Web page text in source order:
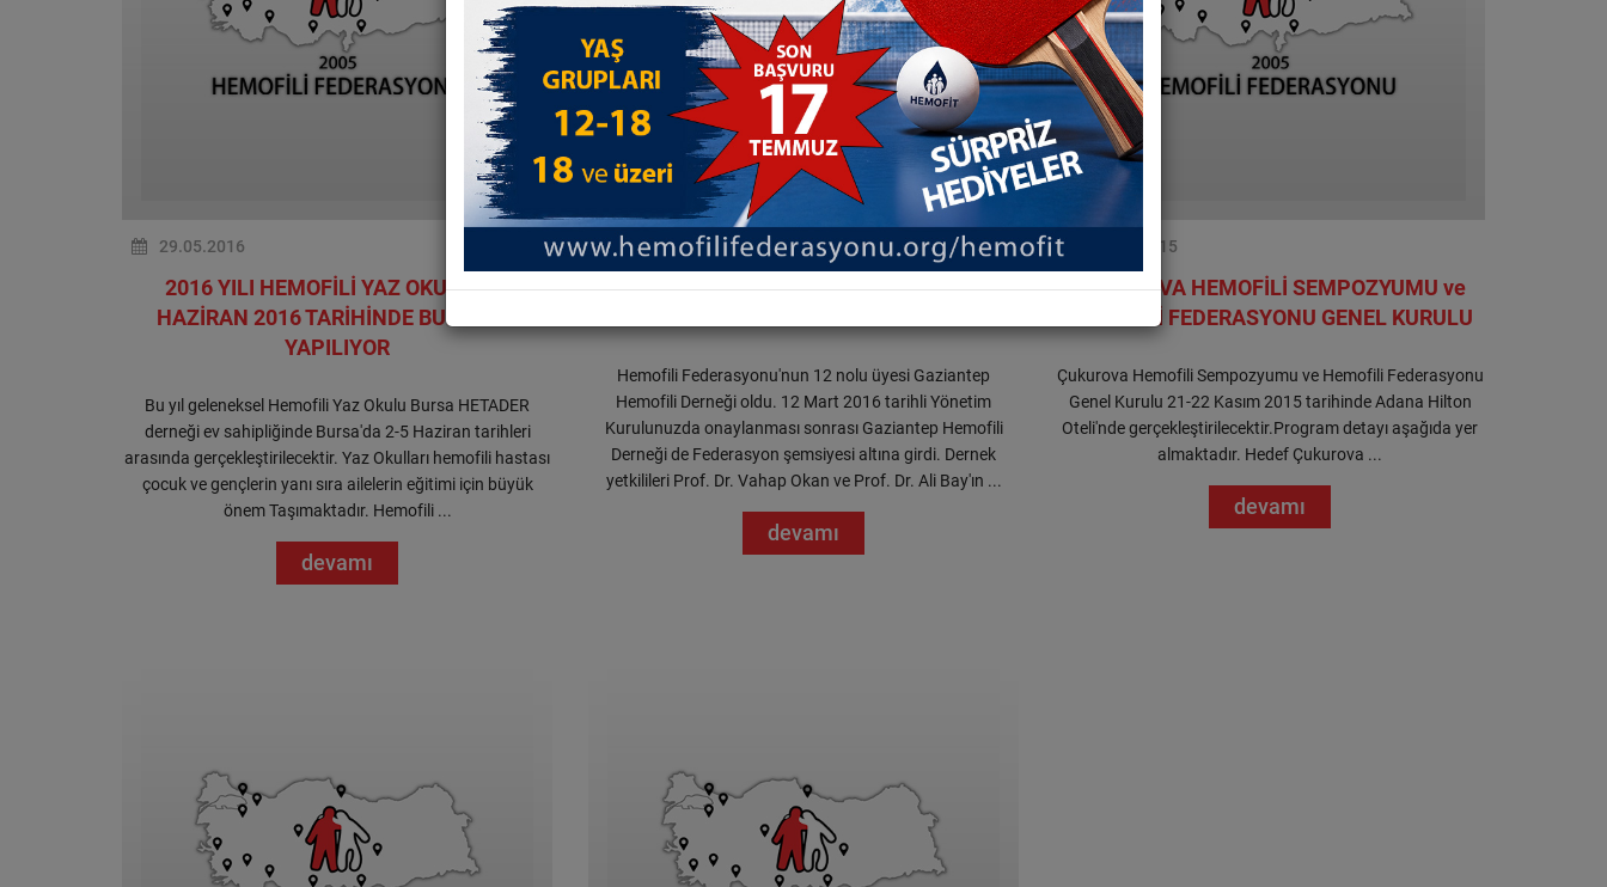
29.05.2016
2016 YILI HEMOFİLİ YAZ OKULU 2-6
HAZİRAN 2016 TARİHİNDE BURSA'DA
YAPILIYOR
Bu yıl geleneksel Hemofili Yaz Okulu Bursa HETADER
derneği ev sahipliğinde Bursa'da 2-5 Haziran tarihleri
arasında gerçekleştirilecektir. Yaz Okulları hemofili hastası
çocuk ve gençlerin yanı sıra ailelerin eğitimi için büyük
önem Taşımaktadır. Hemofili ...
devamı
13.03.2016
GAZİANTEP HEMOFİLİ DERNEĞİ HEMOFİLİ
Hemofili Federasyonu'nun 12 nolu üyesi Gaziantep
Hemofili Derneği oldu. 12 Mart 2016 tarihli Yönetim
Kurulunuzda onaylanması sonrası Gaziantep Hemofili
Derneği de Federasyon şemsiyesi altına girdi. Dernek
yetkilileri Prof. Dr. Vahap Okan ve Prof. Dr. Ali Bay'ın ...
devamı
12.11.2015
ÇUKUROVA HEMOFİLİ SEMPOZYUMU ve
HEMOFİLİ FEDERASYONU GENEL KURULU
Çukurova Hemofili Sempozyumu ve Hemofili Federasyonu
Genel Kurulu 21-22 Kasım 2015 tarihinde Adana Hilton
Oteli'nde gerçekleştirilecektir.Program detayı aşağıda yer
almaktadır. Hedef Çukurova ...
devamı